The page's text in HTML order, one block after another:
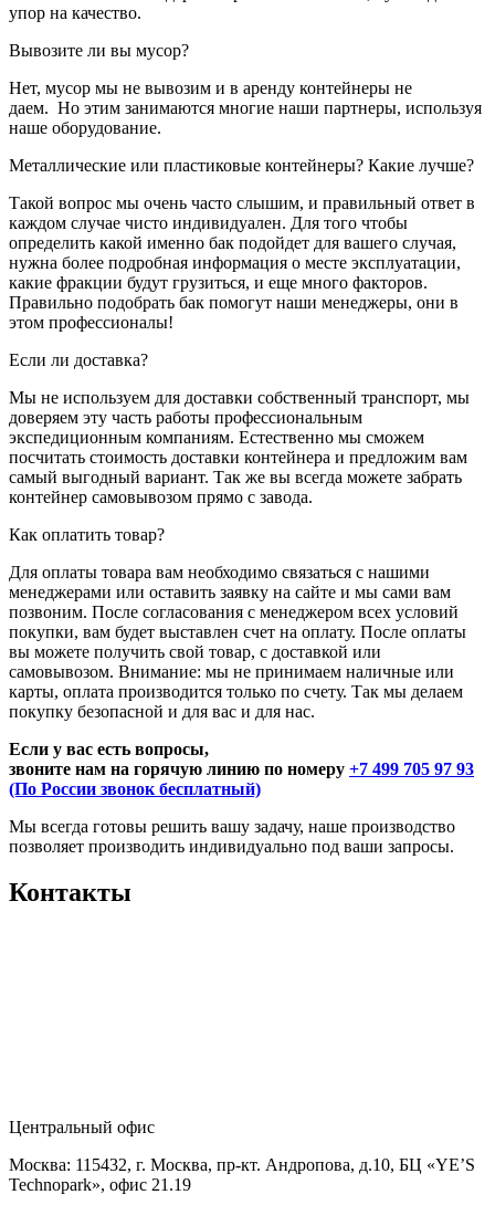
упор на качество.
Вывозите ли вы мусор?
Нет, мусор мы не вывозим и в аренду контейнеры не
даем. Но этим занимаются многие наши партнеры, используя
наше оборудование.
Металлические или пластиковые контейнеры? Какие лучше?
Такой вопрос мы очень часто слышим, и правильный ответ в
каждом случае чисто индивидуален. Для того чтобы
определить какой именно бак подойдет для вашего случая,
нужна более подробная информация о месте эксплуатации,
какие фракции будут грузиться, и еще много факторов.
Правильно подобрать бак помогут наши менеджеры, они в
этом профессионалы!
Если ли доставка?
Мы не используем для доставки собственный транспорт, мы
доверяем эту часть работы профессиональным
экспедиционным компаниям. Естественно мы сможем
посчитать стоимость доставки контейнера и предложим вам
самый выгодный вариант. Так же вы всегда можете забрать
контейнер самовывозом прямо с завода.
Как оплатить товар?
Для оплаты товара вам необходимо связаться с нашими
менеджерами или оставить заявку на сайте и мы сами вам
позвоним. После согласования с менеджером всех условий
покупки, вам будет выставлен счет на оплату. После оплаты
вы можете получить свой товар, с доставкой или
самовывозом. Внимание: мы не принимаем наличные или
карты, оплата производится только по счету. Так мы делаем
покупку безопасной и для вас и для нас.
Если у вас есть вопросы,
звоните нам на горячую линию по номеру +7 499 705 97 93
(По России звонок бесплатный)
Мы всегда готовы решить вашу задачу, наше производство
позволяет производить индивидуально под ваши запросы.
Контакты
Центральный офис
Москва: 115432, г. Москва, пр-кт. Андропова, д.10, БЦ «YE’S
Technopark», офис 21.19